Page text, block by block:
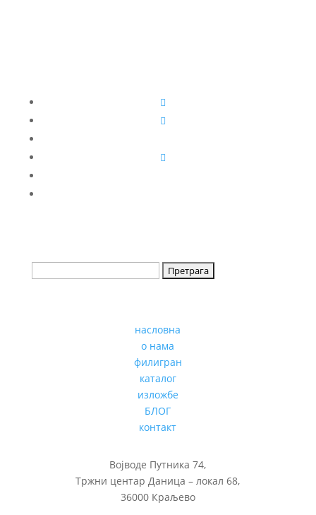
насловна
о нама
филигран
каталог
изложбе
БЛОГ
контакт
Војводе Путника 74,
Тржни центар Даница – локал 68,
36000 Краљево